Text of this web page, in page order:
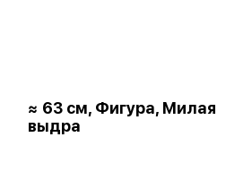
≈ 63 см, Фигура, Милая
выдра